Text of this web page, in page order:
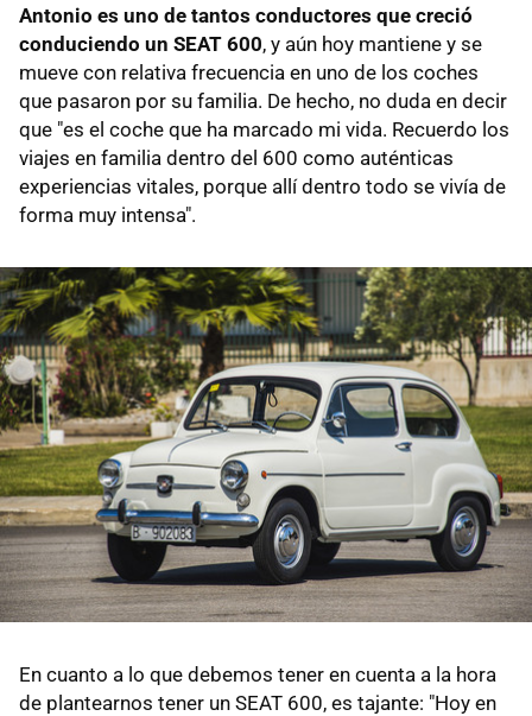
Antonio es uno de tantos conductores que creció
conduciendo un SEAT 600, y aún hoy mantiene y se
mueve con relativa frecuencia en uno de los coches
que pasaron por su familia. De hecho, no duda en decir
que "es el coche que ha marcado mi vida. Recuerdo los
viajes en familia dentro del 600 como auténticas
experiencias vitales, porque allí dentro todo se vivía de
forma muy intensa".
En cuanto a lo que debemos tener en cuenta a la hora
de plantearnos tener un SEAT 600, es tajante: "Hoy en